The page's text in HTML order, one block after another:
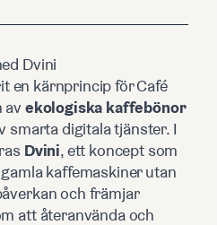
Dvini
en kärnprincip för Café
avekologiska kaffebönor
smarta digitala tjänster. I
Dvini, ett koncept som
kaffemaskiner utan
och främjar
att återanvända och